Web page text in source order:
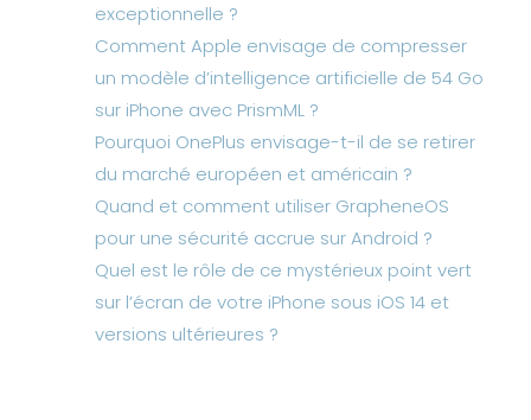
exceptionnelle ?
Comment Apple envisage de compresser
un modèle d’intelligence artificielle de 54 Go
sur iPhone avec PrismML ?
Pourquoi OnePlus envisage-t-il de se retirer
du marché européen et américain ?
Quand et comment utiliser GrapheneOS
pour une sécurité accrue sur Android ?
Quel est le rôle de ce mystérieux point vert
sur l’écran de votre iPhone sous iOS 14 et
versions ultérieures ?